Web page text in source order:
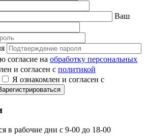
Ваш
согласие на обработку персональных
и согласен с политикой
Я ознакомлен и согласен с
в рабочие дни с 9-00 до 18-00